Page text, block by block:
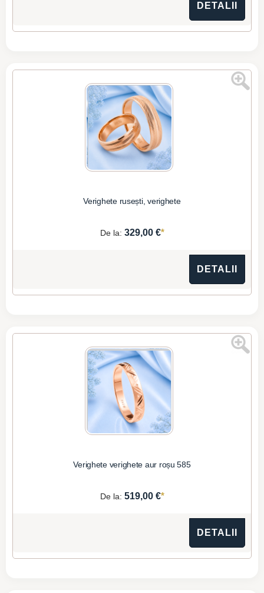
DETALII
Verighete rusești, verighete
De la: 329,00 €*
DETALII
Verighete verighete aur roșu 585
De la: 519,00 €*
DETALII